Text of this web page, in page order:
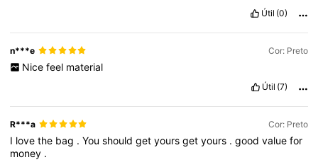
Útil (0)
n***e Cor: Preto
Nice feel material
Útil (7)
R***a Cor: Preto
I lovethe bag .Youshouldgetyoursgetyours .goodvaluefor
money .